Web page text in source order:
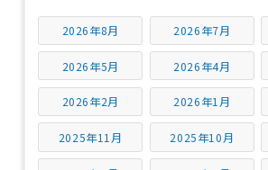
2026年8月 2026年7月
2026年5月 2026年4月
2026年2月 2026年1月
2025年11月 2025年10月